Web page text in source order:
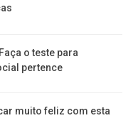
o teste para
pertence
muito feliz com esta